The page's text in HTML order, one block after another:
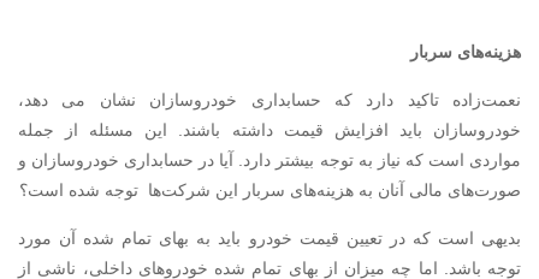
هزینه‌های سربار
نعمت‌زاده تاکید دارد که حسابداری خودروسازان نشان می دهد،
خودروسازان باید افزایش قیمت داشته باشند. این مسئله از جمله
مواردی است که نیاز به توجه بیشتر دارد. آیا در حسابداری خودروسازان و
صورت‌های مالی آنان به هزینه‌های سربار این شرکت‌ها توجه شده است؟
بدیهی است که در تعیین قیمت خودرو باید به بهای تمام شده آن مورد
توجه باشد. اما چه میزان از بهای تمام شده خودروهای داخلی، ناشی از